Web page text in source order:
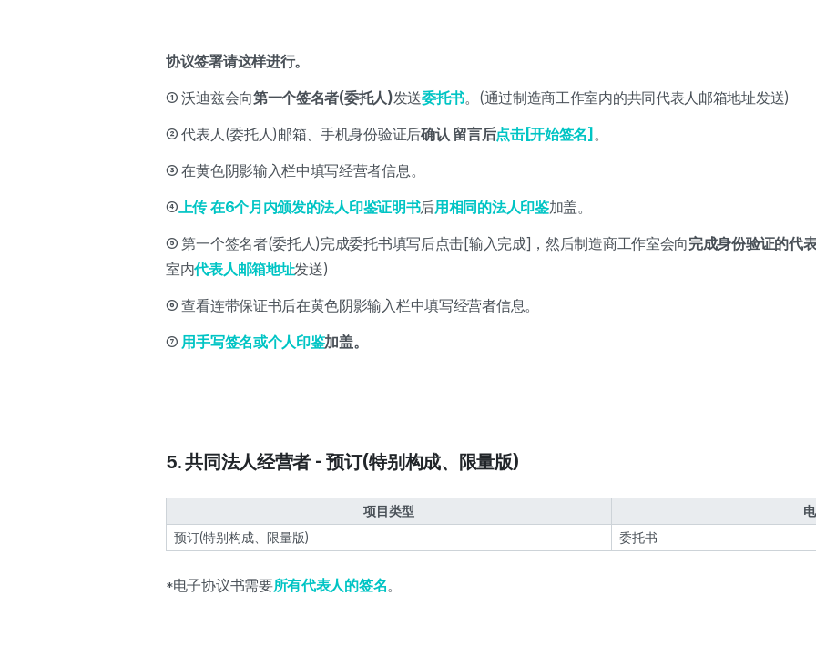
协议签署请这样进行。
① 沃迪兹会向第一个签名者(委托人)发送委托书。(通过制造商工作室内的共同代表人邮箱地址发送)
② 代表人(委托人)邮箱、手机身份验证后确认 留言后点击[开始签名] 。
③ 在黄色阴影输入栏中填写经营者信息。
④上传 在6个月内颁发的法人印鉴证明书后用相同的法人印鉴加盖。
⑤ 第一个签名者(委托人)完成委托书填写后点击[输入完成]，然后制造商工作室会向完成身份验证的代
室内代表人邮箱地址发送)
⑥ 查看连带保证书后在黄色阴影输入栏中填写经营者信息。
⑦ 用手写签名或个人印鉴加盖。
5. 共同法人经营者 - 预订(特别构成、限量版)
项目类型
预订(特别构成、限量版)
委托书
*电子协议书需要所有代表人的签名。